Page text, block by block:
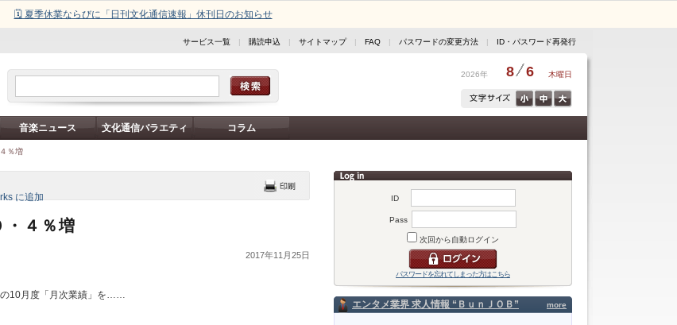
🗓️ 夏季休業ならびに「日刊文化通信速報」休刊日のお知らせ
サービス一覧 | 購読申込 | サイトマップ| FAQ | パスワードの変更方法 | ID・パスワード再発行
2026年 8 6 木曜日
音楽ニュース 文化通信バラエティ コラム
％増
ID
Pass
次回から自動ログイン
パスワードを忘れてしまった方はこちら
more
エンタメ業界 求人情報 “ＢｕｎＪＯＢ”
・４％増
2017年11月25日
10月度「月次業績」を……